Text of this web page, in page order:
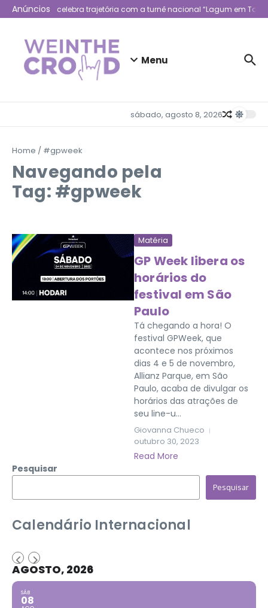
Ir para o conteúdo
Anúncios
Lagum celebra trajetória com a turnê nacional “Lagum em Todo
Menu
sábado, agosto 8, 2026
Home / #gpweek
Navegando pela
Tag: #gpweek
Matéria
GP Week libera os
horários do
festival em São
Paulo
Tá chegando a hora! O
festival GPWeek, que
acontece nos próximos
dias 4 e 5 de novembro,
Allianz Parque, em São
Paulo, acaba de divulgar os
horários das atrações de
seu line-u...
Giovanna Chueco
outubro 30, 2023
Read More
Pesquisar
Pesquisar
Calendário Internacional
AGOSTO, 2026
SÁB
08